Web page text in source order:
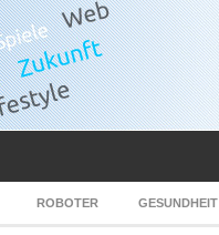
ROBOTER GESUNDHEIT